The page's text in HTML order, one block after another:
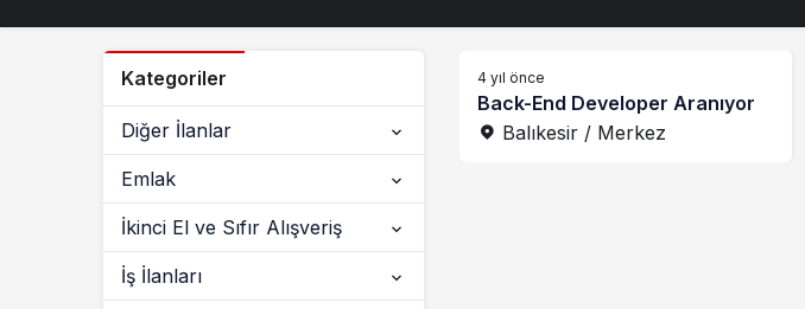
Kategoriler
Diğer İlanlar
Emlak
İkinci El ve Sıfır Alışveriş
İş İlanları
4 yıl önce
Back-End Developer Aranıyor
Balıkesir / Merkez